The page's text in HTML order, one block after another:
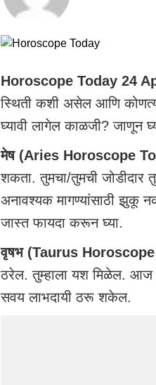
Horoscope Today 24
स्थिती कशी असेल आणि
घ्यावी लागेल काळजी? जाणून
मेष (Aries Horoscope
शकता. तुमचा/तुमची जोडीदार
अनावश्यक मागण्यांसाठी झुकू
जास्त फायदा करून घ्या.
वृषभ (Taurus
ठरेल. तुम्हाला यश मिळेल. आज
सवय लाभदायी ठरू शकेल.